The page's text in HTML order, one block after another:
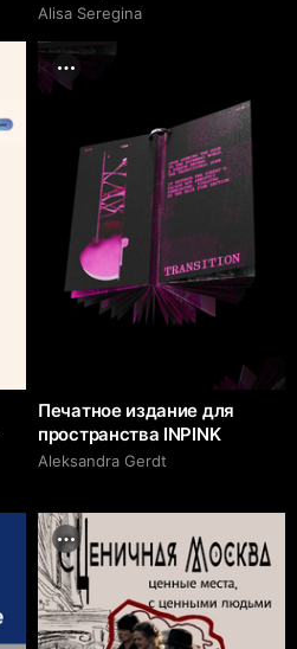
Alisa Seregina
Печатное издание для
пространства INPINK
Aleksandra Gerdt